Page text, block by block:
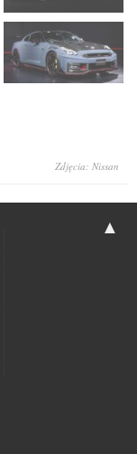
Zdjęcia: Nissan
▲